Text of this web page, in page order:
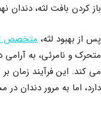
باز کردن بافت لثه، دندان
پس از بهبود لثه، متخصص
متحرک و نامرئی، به
می‌ کند. این فرآیند زمان‌
دارد، اما به مرور دندان